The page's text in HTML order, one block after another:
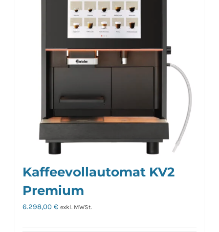
Kaffeevollautomat KV2
Premium
6.298,00 € exkl. MWSt.